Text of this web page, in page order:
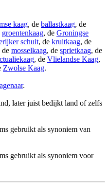
kaag, de ballastkaag, de
groentenkaag, de Groningse
schuit, de kruitkaag, de
de mosselkaag, de sprietkaag, de
, de Vlielandse Kaag,
Zwolse Kaag.
.
later juist bedijkt land of zelfs
gebruikt als synoniem van
gebruikt als synoniem voor